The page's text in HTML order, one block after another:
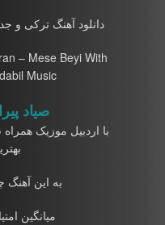
دانلود آهنگ ترکی و
– Mese Beyi With
Music
صیاد
با اردبیل موزیک
به این آهنگ
میانگین امتیاز ۰ / ۵٫ تعداد